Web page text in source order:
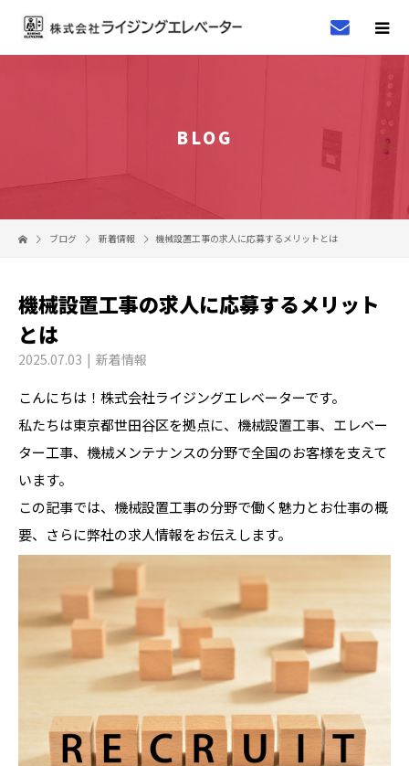
BLOG
ブログ 新着情報 機械設置工事の求人に応募するメリットとは
機械設置工事の求人に応募するメリット
とは
2025.07.03 新着情報
こんにちは！株式会社ライジングエレベーターです。
私たちは東京都世田谷区を拠点に、機械設置工事、エレベー
ター工事、機械メンテナンスの分野で全国のお客様を支えて
います。
この記事では、機械設置工事の分野で働く魅力とお仕事の概
要、さらに弊社の求人情報をお伝えします。